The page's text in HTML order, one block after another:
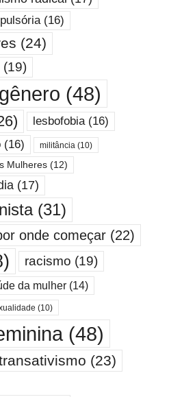
(16)
(24)
(19)
(48)
lesbofobia(16)
(16) militância (10)
Mulheres (12)
(17)
(31)
onde começar (22)
racismo (19)
da mulher (14)
(10)
(48)
(23)